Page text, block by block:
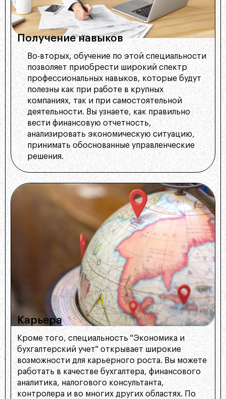
Получение навыков
Во-вторых, обучение по этой специальности
позволяет приобрести широкий спектр
профессиональных навыков, которые будут
полезны как при работе в крупных
компаниях, так и при самостоятельной
деятельности. Вы узнаете, как правильно
вести финансовую отчетность,
анализировать экономическую ситуацию,
принимать обоснованные управленческие
решения.
Карьера
Кроме того, специальность "Экономика и
бухгалтерский учет" открывает широкие
возможности для карьерного роста. Вы можете
работать в качестве бухгалтера, финансового
аналитика, налогового консультанта,
контролера и во многих других областях. По